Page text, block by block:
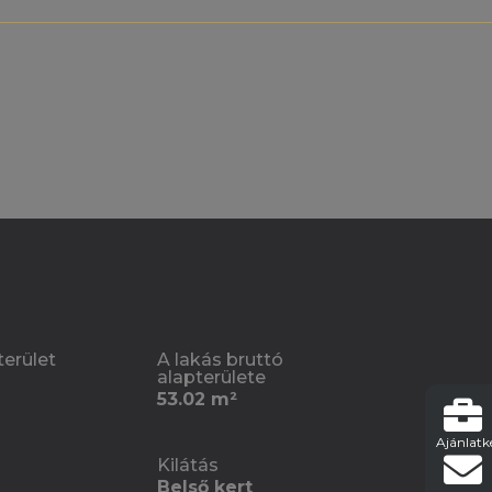
A lakás bruttó
alapterülete
53.02 m²
Kilátás
Belső kert